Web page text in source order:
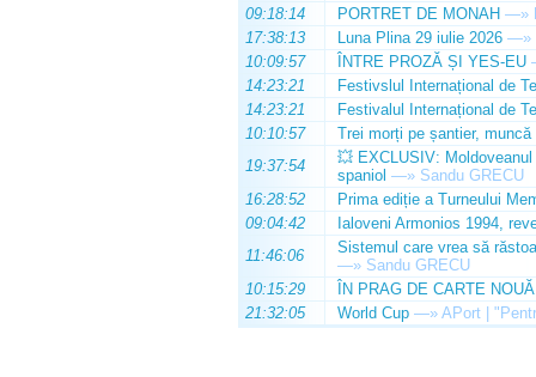
09:18:14
PORTRET DE MONAH —»
17:38:13
Luna Plina 29 iulie 2026 —»
10:09:57
ÎNTRE PROZĂ ȘI YES-EU
14:23:21
Festivslul Internațional de
14:23:21
Festivalul Internațional de
10:10:57
Trei morți pe șantier, muncă
19:37:54
💥 EXCLUSIV:
spaniol —» Sandu GRECU
16:28:52
Prima ediție a Turneului
09:04:42
Ialoveni Armonios 1994,
11:46:06
Sistemul care vrea să
—» Sandu GRECU
10:15:29
ÎN PRAG DE CARTE NOUĂ
21:32:05
World Cup —» APort |